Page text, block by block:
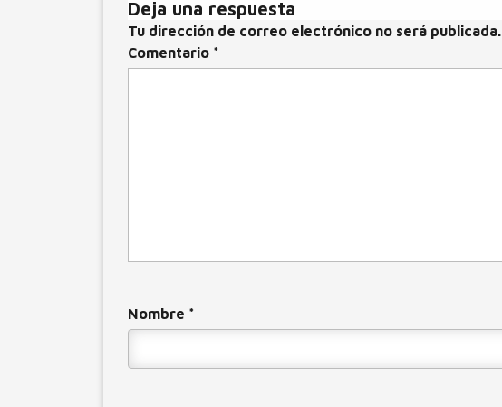
o
k
n
r
entradas
Deja una respuesta
Tu dirección de correo electrónico no será publicada.
Comentario *
Nombre *